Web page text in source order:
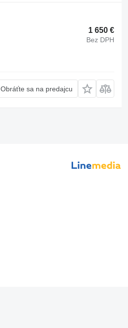
1 650 €
Bez DPH
Obráťte sa na predajcu